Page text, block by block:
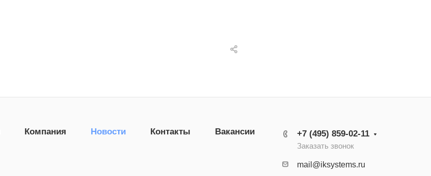
Компания Новости Контакты Вакансии +7 (495) 859-02-11
Заказать звонок
mail@iksystems.ru